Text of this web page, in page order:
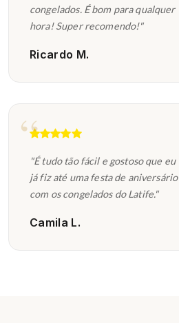
congelados. É bom para qualquer
hora! Super recomendo!"
Ricardo M.
"É tudo tão fácil e gostoso que eu
já fiz até uma festa de aniversário
com os congelados do Latife."
Camila L.